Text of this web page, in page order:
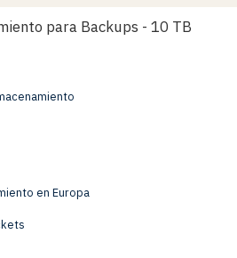
para Backups - 10 TB
en Europa